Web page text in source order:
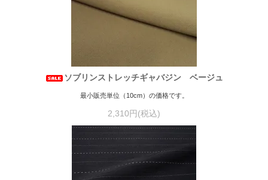
ソブリンストレッチギャバジン ベージュ
最小販売単位（10cm）の価格です。
2,310円(税込)